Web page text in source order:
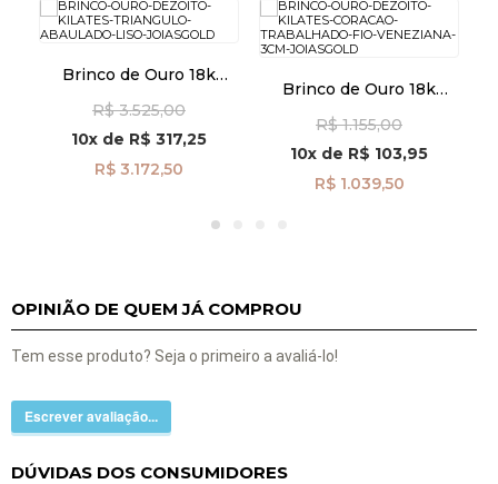
Brinco de Ouro 18k
br29347
R$ 3.525,00
10x de R$ 317,25
R$ 3.172,50
Brinco de Ouro 18k
Fio Veneziana de 3cm
br29510
R$ 1.155,00
10x de R$ 103,95
R$ 1.039,50
OPINIÃO DE QUEM JÁ COMPROU
Tem esse produto? Seja o primeiro a avaliá-lo!
Escrever avaliação...
DÚVIDAS DOS CONSUMIDORES